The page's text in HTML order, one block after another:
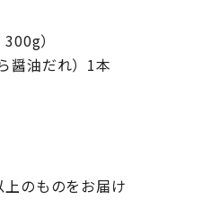
）
醤油だれ）1本
のものをお届け